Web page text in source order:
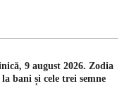
9 august 2026. Zodia
bani și cele trei semne